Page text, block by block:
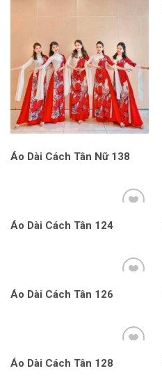
Áo Dài Cách Tân Nữ 138
Áo Dài Cách Tân 124
Áo Dài Cách Tân 126
Áo Dài Cách Tân 128